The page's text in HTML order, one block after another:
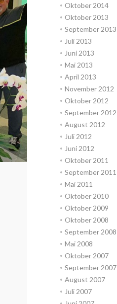
Oktober 2014
Oktober 2013
September 2013
Juli 2013
Juni 2013
Mai 2013
April 2013
November 2012
Oktober 2012
September 2012
August 2012
Juli 2012
Juni 2012
Oktober 2011
September 2011
Mai 2011
Oktober 2010
Oktober 2009
Oktober 2008
September 2008
Mai 2008
Oktober 2007
September 2007
August 2007
Juli 2007